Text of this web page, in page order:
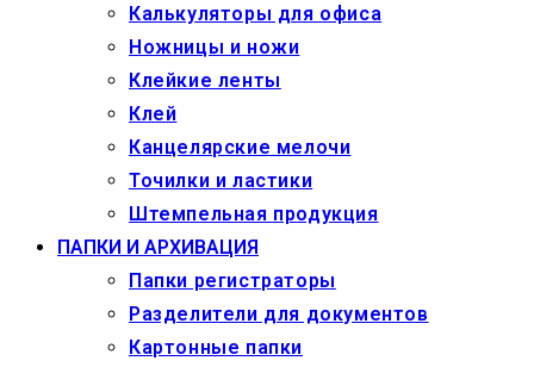
Калькуляторы для офиса
Ножницы и ножи
Клейкие ленты
Клей
Канцелярские мелочи
Точилки и ластики
Штемпельная продукция
ПАПКИ И АРХИВАЦИЯ
Папки регистраторы
Разделители для документов
Картонные папки